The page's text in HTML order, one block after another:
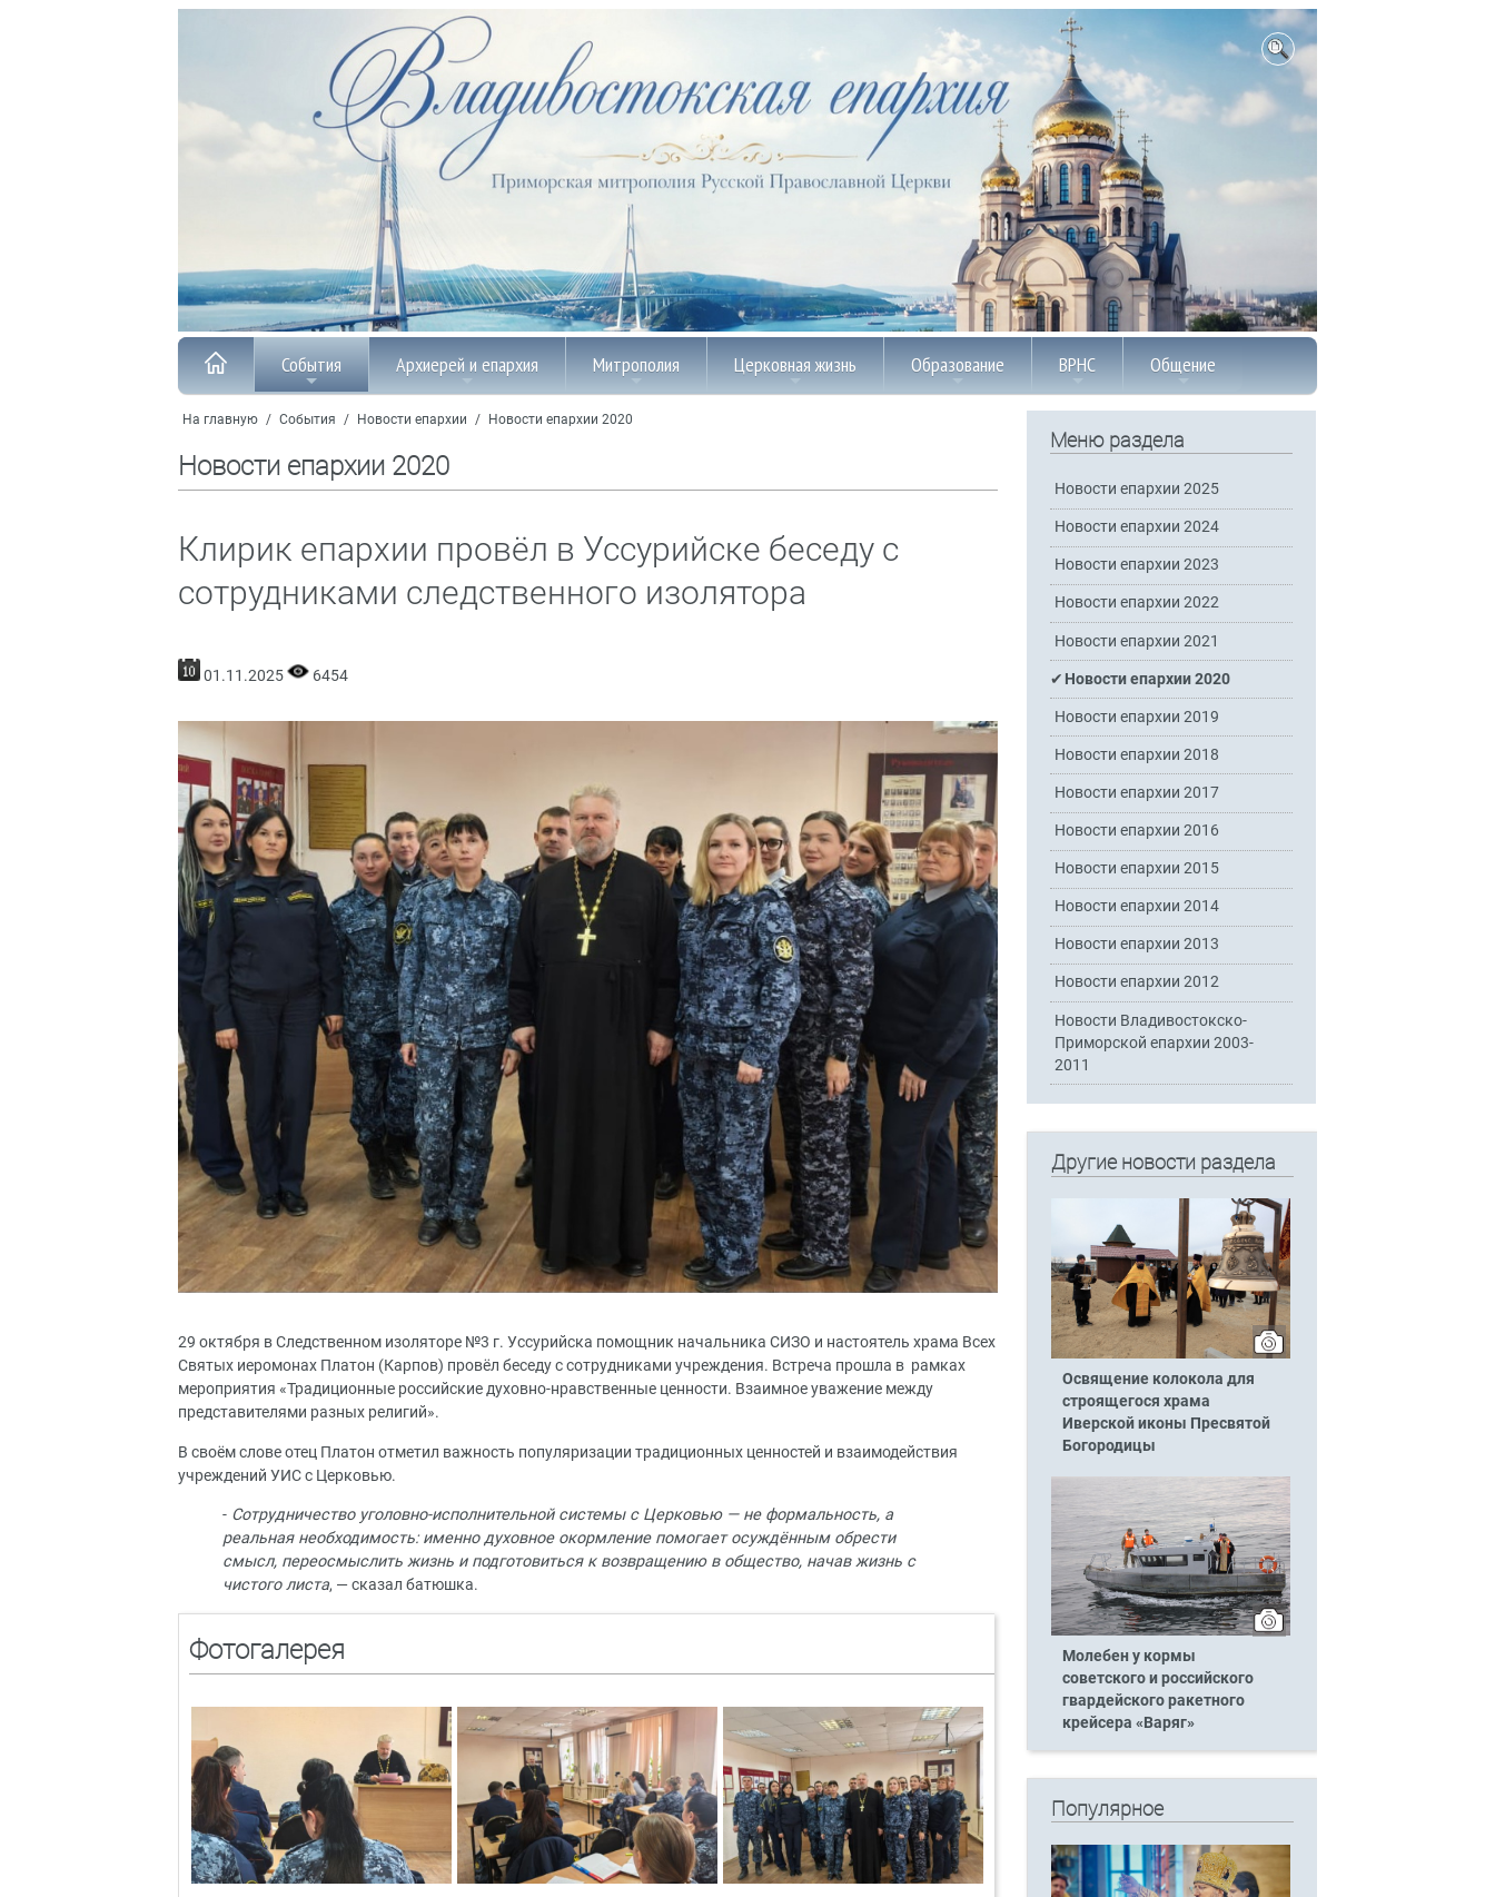
События Архиерей и епархия Митрополия Церковная жизнь Образование ВРНС Общение
На главную / События / Новости епархии / Новости епархии 2020
Новости епархии 2020
Клирик епархии провёл в Уссурийске беседу с
сотрудниками следственного изолятора
01.11.2025 6454
29 октября в Следственном изоляторе №3 г. Уссурийска помощник начальника СИЗО и настоятель храма Всех
Святых иеромонах Платон (Карпов) провёл беседу с сотрудниками учреждения. Встреча прошла в рамках
мероприятия «Традиционные российские духовно-нравственные ценности. Взаимное уважение между
представителями разных религий».
В своём слове отец Платон отметил важность популяризации традиционных ценностей и взаимодействия
учреждений УИС с Церковью.
- Сотрудничество уголовно-исполнительной системы с Церковью — не формальность, а
реальная необходимость: именно духовное окормление помогает осуждённым обрести
смысл, переосмыслить жизнь и подготовиться к возвращению в общество, начав жизнь с
чистого листа, — сказал батюшка.
Фотогалерея
Меню раздела
Новости епархии 2025
Новости епархии 2024
Новости епархии 2023
Новости епархии 2022
Новости епархии 2021
Новости епархии 2020
Новости епархии 2019
Новости епархии 2018
Новости епархии 2017
Новости епархии 2016
Новости епархии 2015
Новости епархии 2014
Новости епархии 2013
Новости епархии 2012
Новости Владивостокско-
Приморской епархии 2003-
2011
Другие новости раздела
Освящение колокола для
строящегося храма
Иверской иконы Пресвятой
Богородицы
Молебен у кормы
советского и российского
гвардейского ракетного
крейсера «Варяг»
Популярное